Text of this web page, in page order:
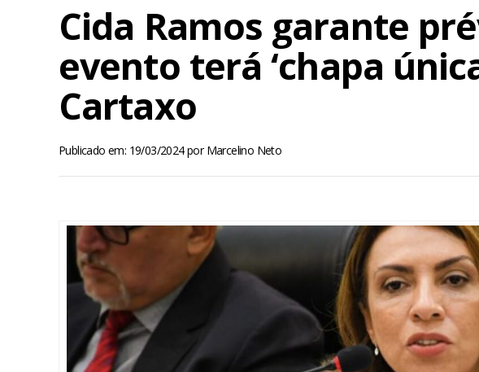
Cida Ramos garante
evento terá ‘chapa
Cartaxo
Publicado em: 19/03/2024porMarcelino Neto